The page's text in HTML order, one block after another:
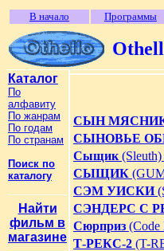
В начало Программы
Каталог
По
алфавиту
По жанрам
По годам
По странам
Поиск по
каталогу
Найти
фильм в
магазине
СЫН
СЫНОВЬЕ
Сыщик
СЫЩИК
СЭМ УИСКИ
СЭНДЕРС С
Сюрприз (Code
Т-РЕКС-2 (T-